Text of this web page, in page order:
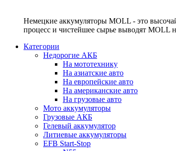
Немецкие аккумуляторы MOLL - это
процесс и чистейшее сырье выводят MOLL
Категории
Недорогие АКБ
На мототехнику
На азиатские авто
На европейские авто
На американские авто
На грузовые авто
Мото аккумуляторы
Грузовые АКБ
Гелевый аккумулятор
Литиевые аккумуляторы
EFB Start-Stop